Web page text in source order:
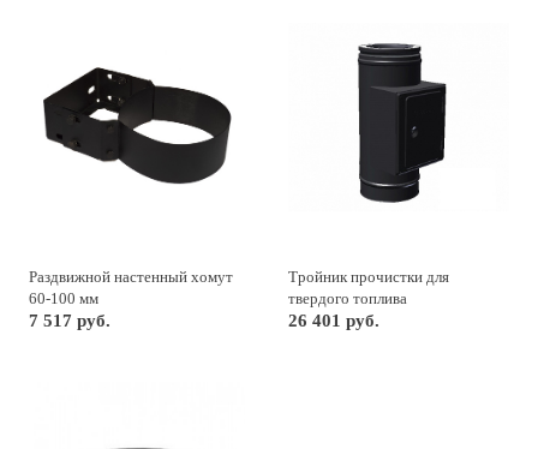
Раздвижной настенный хомут
60-100 мм
7 517 руб.
Тройник прочистки для
твердого топлива
26 401 руб.